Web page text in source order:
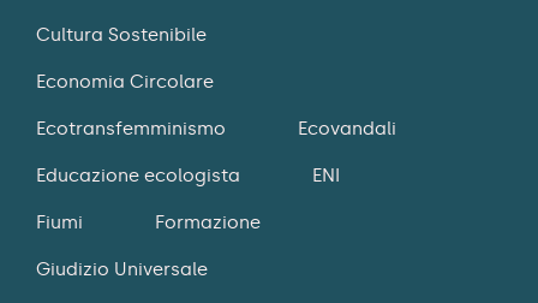
Cultura Sostenibile
Economia Circolare
Ecotransfemminismo Ecovandali
Educazione ecologista ENI
Fiumi Formazione
Giudizio Universale